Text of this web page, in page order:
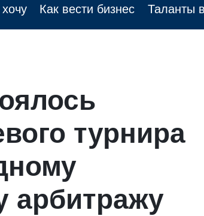
Как вести бизнес Таланты
турнира
арбитражу